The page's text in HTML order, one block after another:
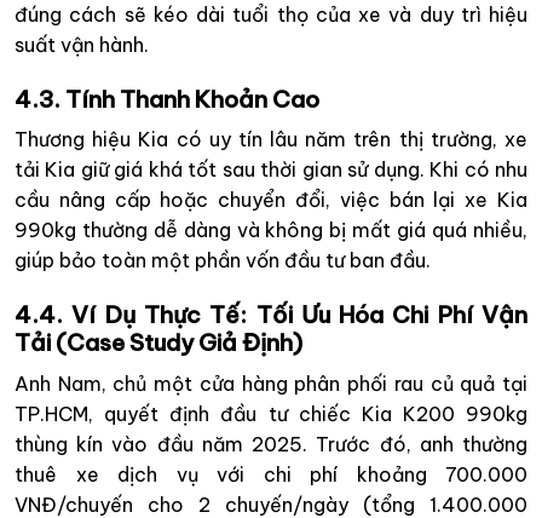
đúng cách sẽ kéo dài tuổi thọ của xe và duy trì hiệu
suất vận hành.
4.3. Tính Thanh Khoản Cao
Thương hiệu Kia có uy tín lâu năm trên thị trường, xe
tải Kia giữ giá khá tốt sau thời gian sử dụng. Khi có nhu
cầu nâng cấp hoặc chuyển đổi, việc bán lại xe Kia
990kg thường dễ dàng và không bị mất giá quá nhiều,
giúp bảo toàn một phần vốn đầu tư ban đầu.
4.4. Ví Dụ Thực Tế: Tối Ưu Hóa Chi Phí Vận
Tải (Case Study Giả Định)
Anh Nam, chủ một cửa hàng phân phối rau củ quả tại
TP.HCM, quyết định đầu tư chiếc Kia K200 990kg
thùng kín vào đầu năm 2025. Trước đó, anh thường
thuê xe dịch vụ với chi phí khoảng 700.000
VNĐ/chuyến cho 2 chuyến/ngày (tổng 1.400.000